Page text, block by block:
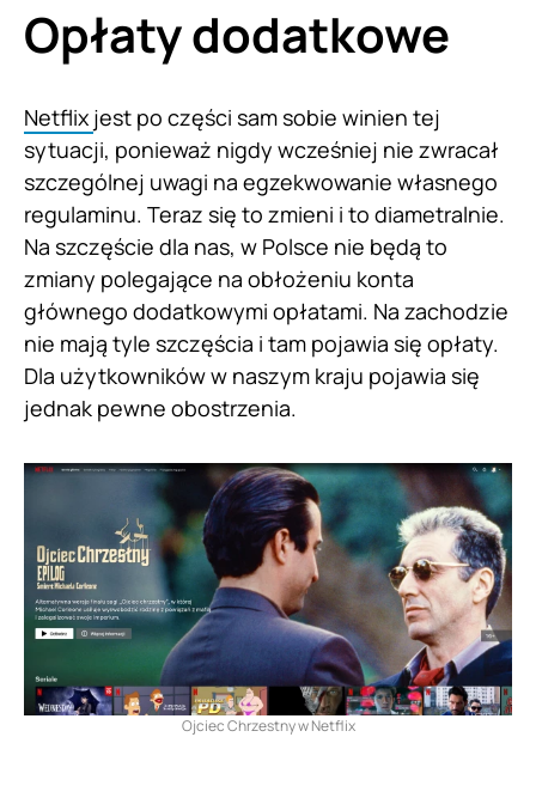
Opłaty dodatkowe
Netflix jest po części sam sobie winien tej
sytuacji, ponieważ nigdy wcześniej nie zwracał
szczególnej uwagi na egzekwowanie własnego
regulaminu. Teraz się to zmieni i to diametralnie.
Na szczęście dla nas, w Polsce nie będą to
zmiany polegające na obłożeniu konta
głównego dodatkowymi opłatami. Na zachodzie
nie mają tyle szczęścia i tam pojawia się opłaty.
Dla użytkowników w naszym kraju pojawia się
jednak pewne obostrzenia.
Ojciec Chrzestny w Netflix